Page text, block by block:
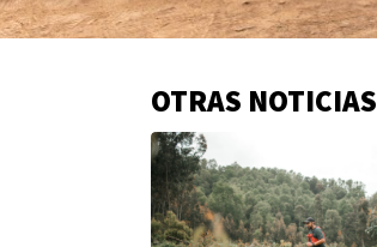
Información
adicional
OTRAS NOTICIAS